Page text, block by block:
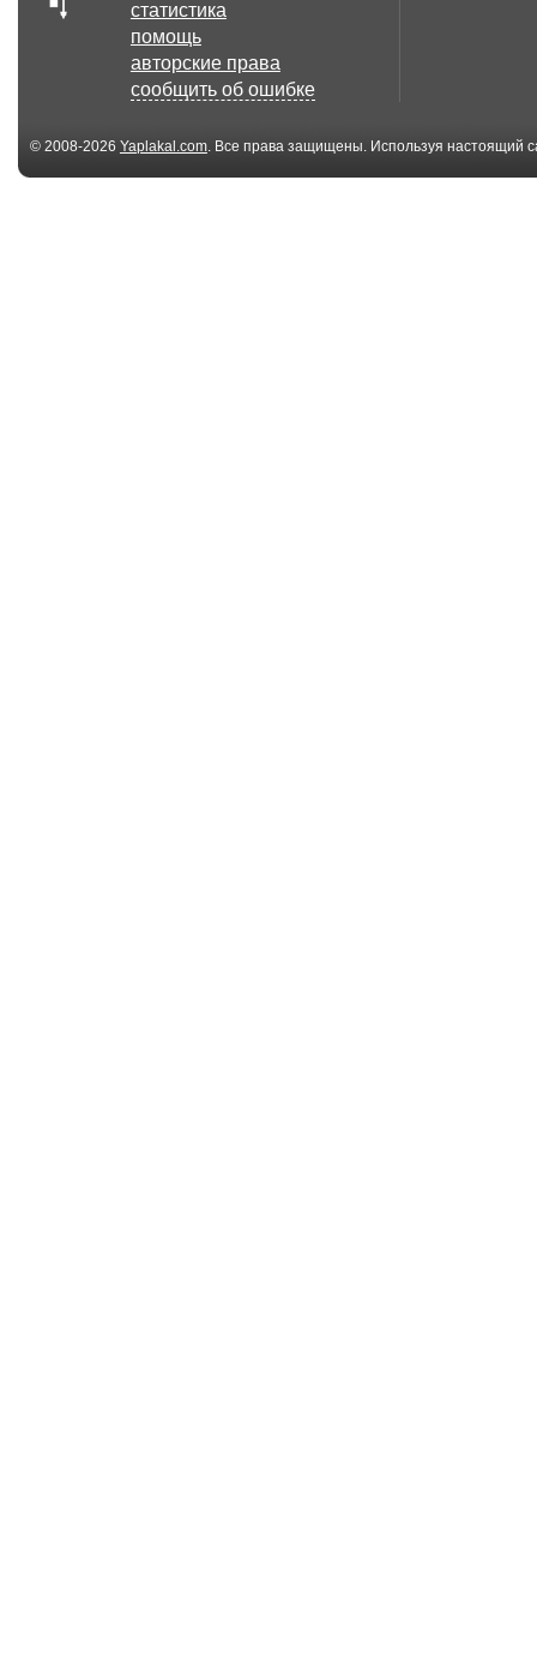
статистика
помощь
авторские права
сообщить об ошибке
© 2008-2026 Yaplakal.com. Все права защищены. Используя настоящий